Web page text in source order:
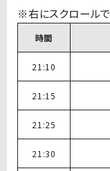
時間
21:10
21:15
21:25
21:30